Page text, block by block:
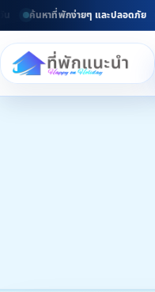
ค้นหาที่พักง่ายๆ และปลอดภัย